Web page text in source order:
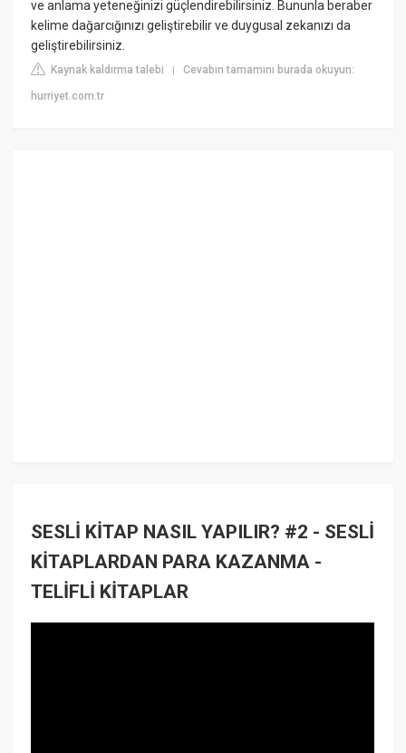
ve anlama yeteneğinizi güçlendirebilirsiniz. Bununla beraber
kelime dağarcığınızı geliştirebilir ve duygusal zekanızı da
geliştirebilirsiniz.
Kaynak kaldırma talebi |Cevabın tamamını burada okuyun:
hurriyet.com.tr
SESLİ KİTAP NASIL YAPILIR? #2 - SESLİ
KİTAPLARDAN PARA KAZANMA -
TELİFLİ KİTAPLAR